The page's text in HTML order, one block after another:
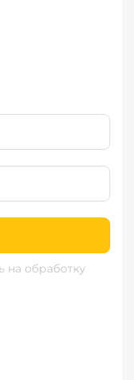
на обработку